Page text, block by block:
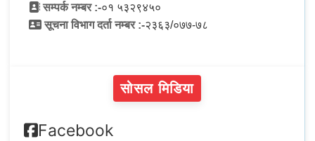
सम्पर्क नम्बर :-०१ ५३२९४५०
सूचना विभाग दर्ता नम्बर :-२३६३/०७७-७८
सोसल मिडिया
Facebook